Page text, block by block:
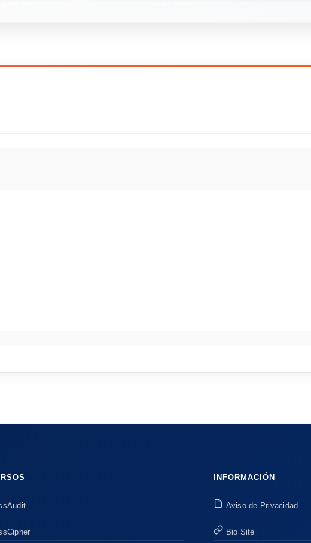
INFORMACIÓN
Aviso de Privacidad
Bio Site